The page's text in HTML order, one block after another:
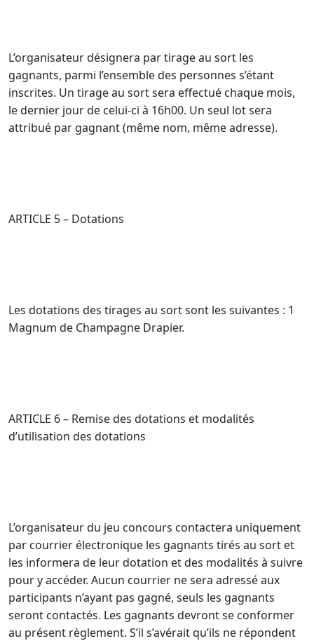
L’organisateur désignera par tirage au sort les
gagnants, parmi l’ensemble des personnes s’étant
inscrites. Un tirage au sort sera effectué chaque mois,
le dernier jour de celui-ci à 16h00. Un seul lot sera
attribué par gagnant (même nom, même adresse).
ARTICLE 5 – Dotations
Les dotations des tirages au sort sont les suivantes : 1
Magnum de Champagne Drapier.
ARTICLE 6 – Remise des dotations et modalités
d’utilisation des dotations
L’organisateur du jeu concours contactera uniquement
par courrier électronique les gagnants tirés au sort et
les informera de leur dotation et des modalités à suivre
pour y accéder. Aucun courrier ne sera adressé aux
participants n’ayant pas gagné, seuls les gagnants
seront contactés. Les gagnants devront se conformer
au présent règlement. S’il s’avérait qu’ils ne répondent